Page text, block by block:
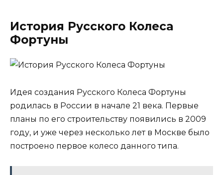
История Русского Колеса
Фортуны
Идея создания Русского Колеса Фортуны
родилась в России в начале 21 века. Первые
планы по его строительству появились в 2009
году, и уже через несколько лет в Москве было
построено первое колесо данного типа.